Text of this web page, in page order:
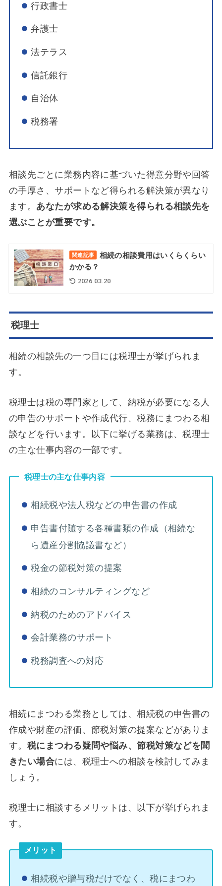
行政書士
弁護士
法テラス
信託銀行
自治体
税務署
相談先ごとに業務内容に基づいた得意分野や回答
の手厚さ、サポートなど得られる解決策が異なり
ます。 あなたが求める解決策を得られる相談先を
選ぶことが重要です。
関連記事
相続の相談費用はいくらくらい
かかる？
2026.03.20
税理士
相続の相談先の一つ目には税理士が挙げられま
す。
税理士は税の専門家として、納税が必要になる人
の申告のサポートや作成代行、税務にまつわる相
談などを行います。以下に挙げる業務は、税理士
の主な仕事内容の一部です。
税理士の主な仕事内容
相続税や法人税などの申告書の作成
申告書付随する各種書類の作成（相続な
ら遺産分割協議書など）
税金の節税対策の提案
相続のコンサルティングなど
納税のためのアドバイス
会計業務のサポート
税務調査への対応
相続にまつわる業務としては、相続税の申告書の
作成や財産の評価、節税対策の提案などがありま
す。 税にまつわる疑問や悩み、節税対策などを聞
きたい場合には、税理士への相談を検討してみま
しょう。
税理士に相談するメリットは、以下が挙げられま
す。
メリット
相続税や贈与税だけでなく、税にまつわ